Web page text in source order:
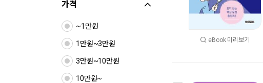
가격
~1만원
1만원~3만원
3만원~10만원
10만원~
eBook 미리보기